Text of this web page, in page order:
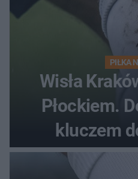
PIŁKA
Wisła
Płockiem.
kluczem